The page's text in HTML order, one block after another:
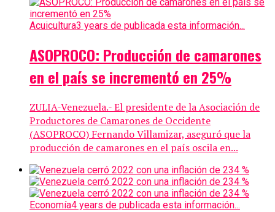
Acuicultura3 years de publicada esta información...
ASOPROCO: Producción de camarones
en el país se incrementó en 25%
ZULIA-Venezuela.- El presidente de la Asociación de
Productores de Camarones de Occidente
(ASOPROCO) Fernando Villamizar, aseguró que la
producción de camarones en el país oscila en...
Economía4 years de publicada esta información...